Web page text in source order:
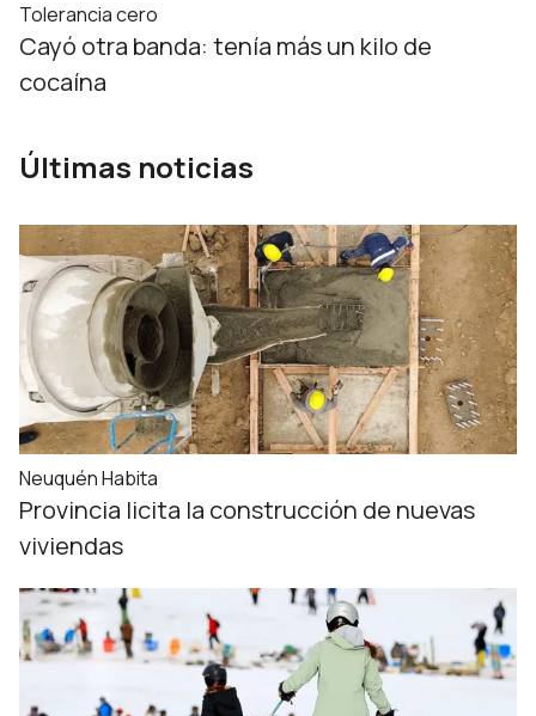
Tolerancia cero
Cayó otra banda: tenía más un kilo de
cocaína
Últimas noticias
Neuquén Habita
Provincia licita la construcción de nuevas
viviendas